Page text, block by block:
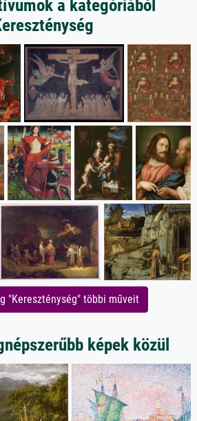
a kategóriából
"Kereszténység" többi műveit
képek közül